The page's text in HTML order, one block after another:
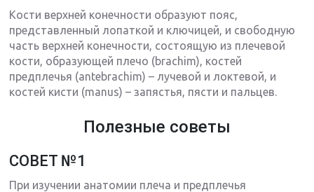
Кости верхней конечности образуют пояс,
представленный лопаткой и ключицей, и свободную
часть верхней конечности, состоящую из плечевой
кости, образующей плечо (brachim), костей
предплечья (antebrachim) – лучевой и локтевой, и
костей кисти (manus) – запястья, пясти и пальцев.
Полезные советы
СОВЕТ №1
При изучении анатомии плеча и предплечья